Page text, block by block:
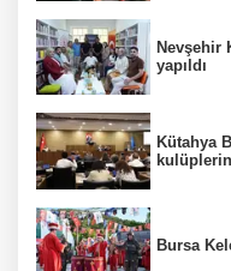
Nevşehir
yapıldı
Kütahya
Bursa